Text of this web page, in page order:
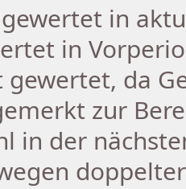
in
in
gewertet, da
zur
in der